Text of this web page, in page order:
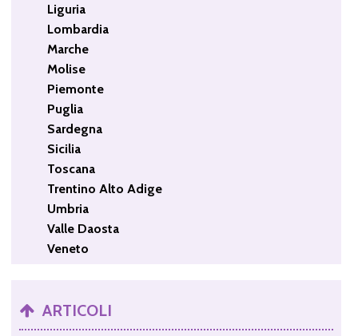
Liguria
Lombardia
Marche
Molise
Piemonte
Puglia
Sardegna
Sicilia
Toscana
Trentino Alto Adige
Umbria
Valle Daosta
Veneto
ARTICOLI